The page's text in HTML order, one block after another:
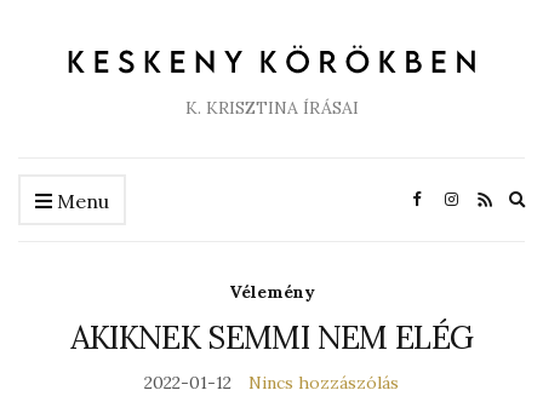
K. KRISZTINA ÍRÁSAI
Menu
Vélemény
AKIKNEK SEMMI NEM ELÉG
2022-01-12 Nincs hozzászólás